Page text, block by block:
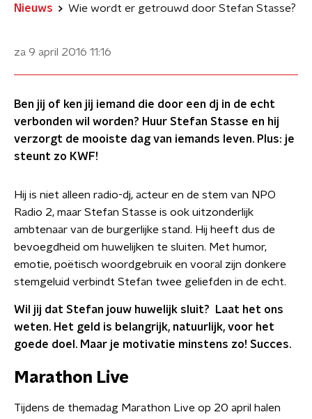
Nieuws Wie wordt er getrouwd door Stefan Stasse?
za 9 april 2016 11:16
Ben jij of ken jij iemand die door een dj in de echt
verbonden wil worden? Huur Stefan Stasse en hij
verzorgt de mooiste dag van iemands leven. Plus: je
steunt zo KWF!
Hij is niet alleen radio-dj, acteur en de stem van NPO
Radio 2, maar Stefan Stasse is ook uitzonderlijk
ambtenaar van de burgerlijke stand. Hij heeft dus de
bevoegdheid om huwelijken te sluiten. Met humor,
emotie, poëtisch woordgebruik en vooral zijn donkere
stemgeluid verbindt Stefan twee geliefden in de echt.
Wil jij dat Stefan jouw huwelijk sluit? ​ Laat het ons
weten. Het geld is belangrijk, natuurlijk, voor het
goede doel. Maar je motivatie minstens zo! Succes.
Marathon Live
Tijdens de themadag Marathon Live op 20 april halen